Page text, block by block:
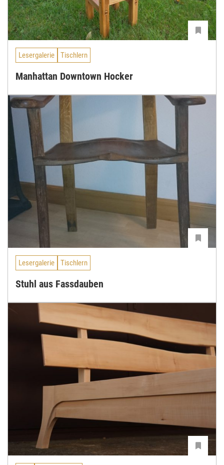
Lesergalerie Tischlern
Manhattan Downtown Hocker
Lesergalerie Tischlern
Stuhl aus Fassdauben